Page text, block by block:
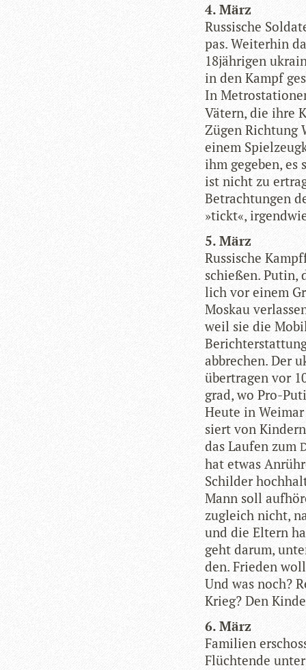
4. März
Rus­si­sche
pas. Wei­ter­hin
18jährigen
in den Kampf
In
Vätern, die ihre
Zügen Rich­tung
einem
ihm gege­ben,
ist nicht zu
Betrach­tun­gen
»tickt«,
5. März
Rus­si­sche
schie­ßen. Putin,
lich vor einem
Mos­kau
weil sie die
abbre­chen. Der
über­tra­gen vor
grad, wo Pro-
Heute in
siert von
das Lau­fen zum
hat etwas
Schil­der
Mann soll
zugleich nicht,
und die Eltern
geht darum,
den. Frie­den
Und was noch?
Krieg? Den
6. März
Fami­lien
Flüch­tende